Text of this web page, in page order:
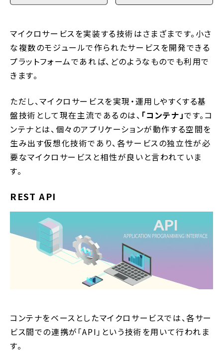
マイクロサービスを実装する技術はさまざまです。小さ
な複数のモジュールで作られたサービスを開発できる
プラットフォームであれば、どのようなものでも利用で
きます。
ただし、マイクロサービスを実現・運用しやすくする基
盤技術として現在主流であるのは、 「コンテナ」です。コ
ンテナとは、個々のアプリケーションが動作する空間を
生み出す仮想化技術であり、各サービスの独立性が必
要なマイクロサービスと相性が良いと言われていま
す。
REST API
コンテナをベースとしたマイクロサービスでは、各サー
ビス間での連携が「API」という技術を用いて行われま
す。